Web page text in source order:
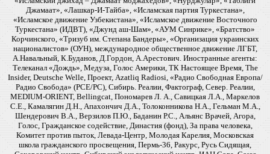
Джамаат», «Лашкар-И-Тайба», «Исламская партия Туркестана»,
«Исламское движение Узбекистана», «Исламское движение Восточного
Туркестана» (ИДВТ), «Джунд аш-Шам», «АУМ Синрике», «Братство»
Корчинского, «Тризуб им. Степана Бандеры», «Организация украинских
националистов» (ОУН), международное общественное движение ЛГБТ,
А.Навальный, К.Буданов, Д.Гордон, А.Арестович. Иностранные агенты:
Телеканал «Дождь», Медуза, Голос Америки, ТК Настоящее Время, The
Insider, Deutsche Welle, Проект, Azatliq Radiosi, «Радио Свободная Европа/
Радио Свобода» (PCE/PC), Сибирь. Реалии, Фактограф, Север. Реалии,
MEDIUM-ORIENT, Bellingcat, Пономарев Л. А., Савицкая Л.А., Маркелов
С.Е., Камалягин Д.Н., Апахончич Д.А., Толоконникова Н.А., Гельман М.А.,
Шендерович В.А., Верзилов П.Ю., Баданин Р.С., Альянс Врачей, Агора,
Голос, Гражданское содействие, Династия (фонд), За права человека,
Комитет против пыток, Левада-Центр, Молодая Карелия, Московская
школа гражданского просвещения, Пермь-36, Ракурс, Русь Сидящая,